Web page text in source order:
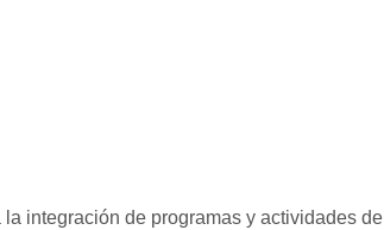
integración de programas y actividades de